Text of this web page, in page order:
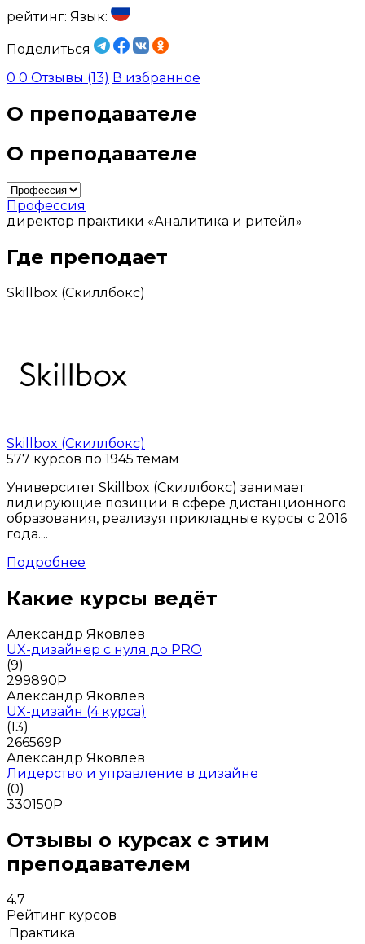
рейтинг: Язык:
Поделиться
0 0 Отзывы (13) В избранное
О преподавателе
О преподавателе
Профессия
директор практики «Аналитика и ритейл»
Где преподает
Skillbox (Скиллбокс)
Skillbox (Скиллбокс)
577 курсов по 1945 темам
Университет Skillbox (Скиллбокс) занимает
лидирующие позиции в сфере дистанционного
образования, реализуя прикладные курсы с 2016
года....
Подробнее
Какие курсы ведёт
Александр Яковлев
UX-дизайнер с нуля до PRO
(9)
299890Р
Александр Яковлев
UX-дизайн (4 курса)
(13)
266569Р
Александр Яковлев
Лидерство и управление в дизайне
(0)
330150Р
Отзывы о курсах с этим
преподавателем
4.7
Рейтинг курсов
Практика